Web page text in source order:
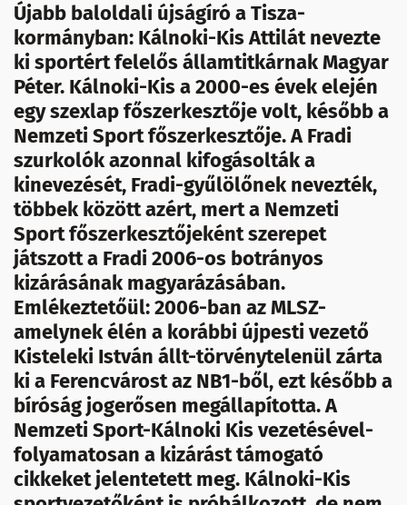
Újabb baloldali újságíró a Tisza-
kormányban: Kálnoki-Kis Attilát nevezte
ki sportért felelős államtitkárnak Magyar
Péter. Kálnoki-Kis a 2000-es évek elején
egy szexlap főszerkesztője volt, később a
Nemzeti Sport főszerkesztője. A Fradi
szurkolók azonnal kifogásolták a
kinevezését, Fradi-gyűlölőnek nevezték,
többek között azért, mert a Nemzeti
Sport főszerkesztőjeként szerepet
játszott a Fradi 2006-os botrányos
kizárásának magyarázásában.
Emlékeztetőül: 2006-ban az MLSZ-
amelynek élén a korábbi újpesti vezető
Kisteleki István állt-törvénytelenül zárta
ki a Ferencvárost az NB1-ből, ezt később a
bíróság jogerősen megállapította. A
Nemzeti Sport-Kálnoki Kis vezetésével-
folyamatosan a kizárást támogató
cikkeket jelentetett meg. Kálnoki-Kis